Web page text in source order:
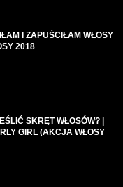
I ZAPUŚCIŁAM WŁOSY
2018
SKRĘT WŁOSÓW? |
GIRL (AKCJA WŁOSY